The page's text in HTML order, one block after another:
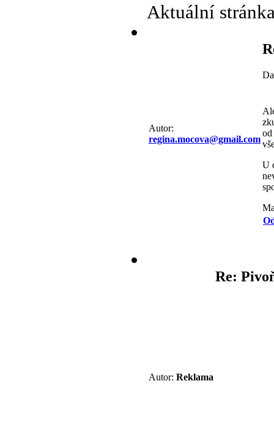
Aktuální
Autor:
regina.mocova@gmail.com
od
U
Autor: Reklama
Re: